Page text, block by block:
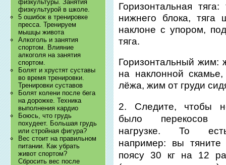
физкультуры. Занятия
физкультурой в школе.
5 ошибок в тренировке
пресса. Тренируем
мышцы живота
Алкоголь и занятия
спортом. Влияние
алкоголя на занятия
спортом.
Болят и хрустят суставы
во время тренировки.
Тренировки суставов
Болят колени после бега
на дорожке. Техника
выполнения кардио
Боюсь, что грудь
похудеет. Большая грудь
или стройная фигура?
Вес стоит на правильном
питании. Как убрать
живот спортом?
Сбросить вес после
Горизонтальная
нижнего блока, тяга
наклоне с упором,
тяга.
Горизонтальный жим:
на наклонной
лёжа, жим от груди
2. Следите, чтобы
было перекосов
нагрузке. То
например: вы тяните
поясу 30 кг на 12